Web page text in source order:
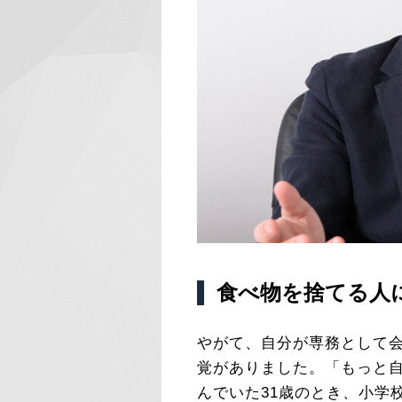
食べ物を捨てる人
やがて、自分が専務として
覚がありました。「もっと
んでいた31歳のとき、小学